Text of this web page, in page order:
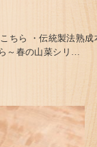
ちら ・伝統製法熟
～春の山菜シリ…